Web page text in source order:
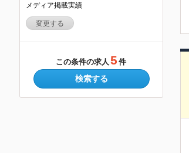
メディア掲載実績
変更する
この条件の求人 5 件
検索する